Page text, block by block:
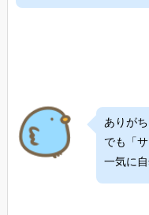
ありがち
でも「
一気に自